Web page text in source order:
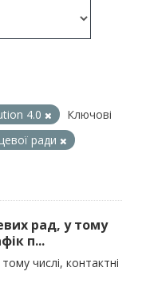
4.0
Ключові
ради
рад, у тому
п...
числі, контактні